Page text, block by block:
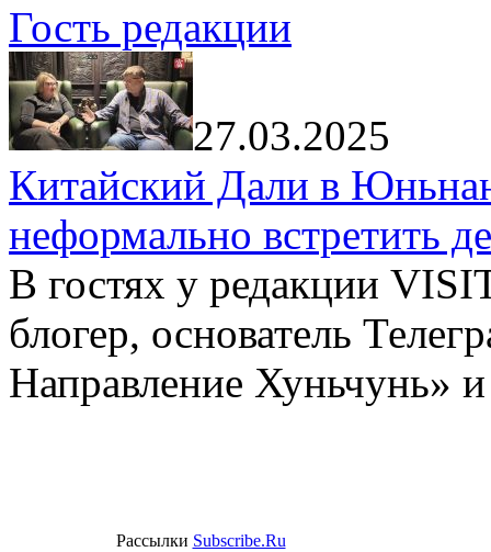
Гость редакции
27.03.2025
Китайский Дали в
неформально встретить
В гостях у редакции
блогер, основатель
Направление Хуньчунь»
Рассылки Subscribe.Ru